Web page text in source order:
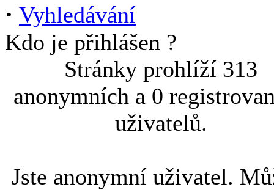
· Vyhledávání
Kdo je přihlášen ?
Stránky prohlíží 313
anonymních a 0
uživatelů.
Jste anonymní uživatel.